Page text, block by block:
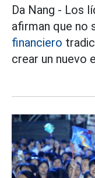
Da Nang - Los
afirman que no
financiero
crear un nuevo